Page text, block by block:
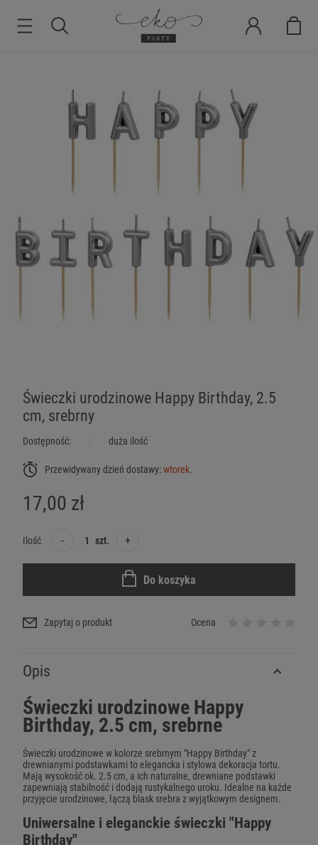
Świeczki urodzinowe Happy Birthday, 2.5
cm, srebrny
Dostępność: duża ilość
Przewidywany dzień dostawy:wtorek.
17,00 zł
Ilość - szt. +
Do koszyka
Zapytaj o produkt Ocena
Opis
Świeczki urodzinowe Happy
Birthday, 2.5 cm, srebrne
Świeczki urodzinowe w kolorze srebrnym "Happy Birthday" z
drewnianymi podstawkami to elegancka i stylowa dekoracja tortu.
Mają wysokość ok. 2.5 cm, a ich naturalne, drewniane podstawki
zapewniają stabilność i dodają rustykalnego uroku. Idealne na każde
przyjęcie urodzinowe, łączą blask srebra z wyjątkowym designem.
Uniwersalne i eleganckie świeczki "Happy
Birthday"